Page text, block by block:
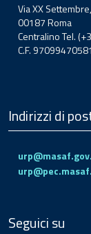
Via XX
00187 Roma
Centralino Tel.
C.F. 97099470581
Indirizzi di
Seguici su